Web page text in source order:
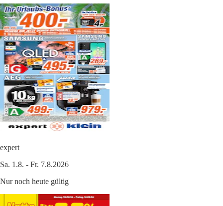
expert
Sa. 1.8. - Fr. 7.8.2026
Nur noch heute gültig